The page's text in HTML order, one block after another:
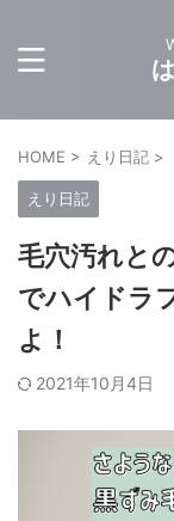
HOME > えり日記 >
えり日記
毛穴汚れと
でハイドラ
よ！
2021年10月4日